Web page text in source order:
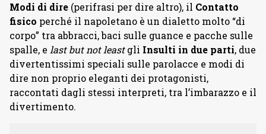
Modi di dire (perifrasi per dire altro), il Contatto
fisico perché il napoletano è un dialetto molto “di
corpo” tra abbracci, baci sulle guance e pacche sulle
spalle, e last but not leastgli Insulti in due parti, due
divertentissimi speciali sulle parolacce e modi di
dire non proprio eleganti dei protagonisti,
raccontati dagli stessi interpreti, tra l’imbarazzo e il
divertimento.